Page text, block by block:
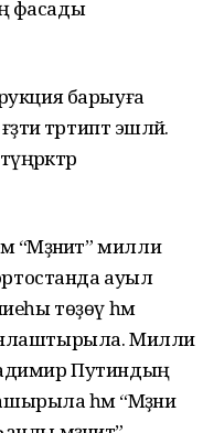
фасады
барыуға
тәртиптә эшләй.
“Мәҙәниәт” милли
ауыл
төҙөү һәм
Милли
Путиндың
һәм “Мәҙәни